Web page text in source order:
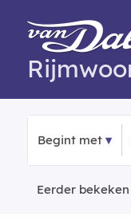
Begint met
Eerder bekeken